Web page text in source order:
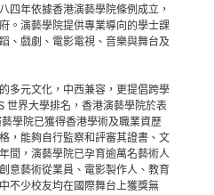
四年依據香港演藝學院條例成立，
。演藝學院提供專業導向的學士課
、戲劇、電影電視、音樂與舞台及
多元文化，中西兼容，更提倡跨學
世界大學排名，香港演藝學院於表
學院已獲得香港學術及職業資歷
，能夠自行監察和評審其證書、文
間，演藝學院已孕育逾萬名藝術人
意藝術從業員、電影製作人、教育
不少校友均在國際舞台上獲獎無